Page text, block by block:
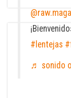
#lentejas
♬ sonido